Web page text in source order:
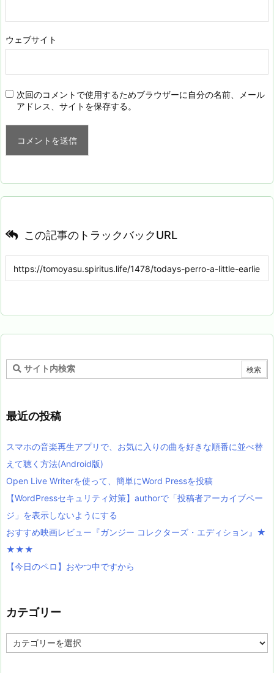
ウェブサイト
次回のコメントで使用するためブラウザーに自分の名前、メール
アドレス、サイトを保存する。
この記事のトラックバックURL
最近の投稿
スマホの音楽再生アプリで、お気に入りの曲を好きな順番に並べ替
えて聴く方法(Android版)
Open Live Writerを使って、簡単にWord Pressを投稿
【WordPressセキュリティ対策】authorで「投稿者アーカイブペー
ジ」を表示しないようにする
おすすめ映画レビュー『ガンジー コレクターズ・エディション』★
★★★
【今日のペロ】おやつ中ですから
カテゴリー
テ